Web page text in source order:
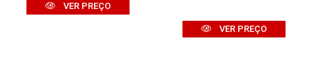
VER PREÇO
VER PREÇO